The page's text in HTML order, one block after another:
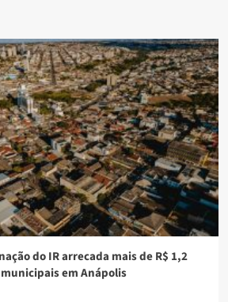
do IR arrecada mais de R$ 1,2
em Anápolis